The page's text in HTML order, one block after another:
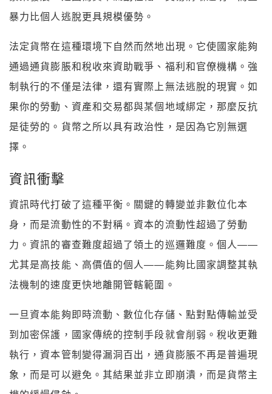
暴力比個人逃脫更具規模優勢。
法定貨幣在這種環境下自然而然地出現。它使國家能夠
通過通貨膨脹和稅收來資助戰爭、福利和官僚機構。強
制執行的不僅是法律，還有實際上無法逃脫的現實。如
果你的勞動、資產和交易都與某個地域綁定，那麼反抗
是徒勞的。貨幣之所以具有政治性，是因為它別無選
擇。
資訊衝擊
資訊時代打破了這種平衡。關鍵的轉變並非數位化本
身，而是流動性的不對稱。資本的流動性超過了勞動
力。資訊的審查難度超過了領土的巡邏難度。個人——
尤其是高技能、高價值的個人——能夠比國家調整其執
法機制的速度更快地離開管轄範圍。
一旦資本能夠即時流動、數位化存儲、點對點傳輸並受
到加密保護，國家傳統的控制手段就會削弱。稅收更難
執行，資本管制變得漏洞百出，通貨膨脹不再是普遍現
象，而是可以避免。其結果並非立即崩潰，而是貨幣主